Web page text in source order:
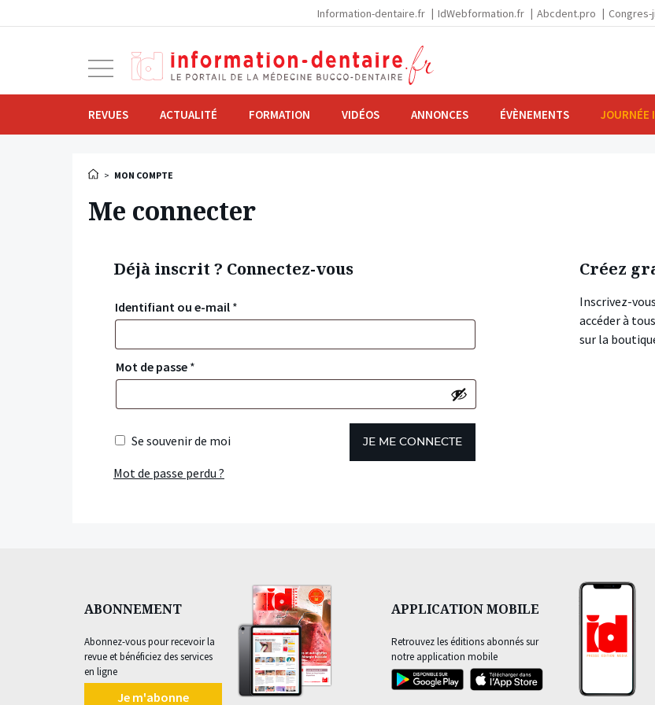
Information-dentaire.fr IdWebformation.fr Abcdent.pro
navigation
REVUES ACTUALITÉ FORMATION VIDÉOS ANNONCES ÉVÈNEMENTS JOURNÉE
> MON COMPTE
Me connecter
Déjà inscrit ? Connectez-vous
Identifiant ou e-mail *
Mot de passe *
Se souvenir de moi JE ME CONNECTE
Mot de passe perdu ?
Créez
Inscrivez-
accéder à
sur la
ABONNEMENT
Abonnez-vous pour recevoir la
revue et bénéficiez des services
en ligne
Je m'abonne
APPLICATION MOBILE
Retrouvez les éditions abonnés sur
notre application mobile